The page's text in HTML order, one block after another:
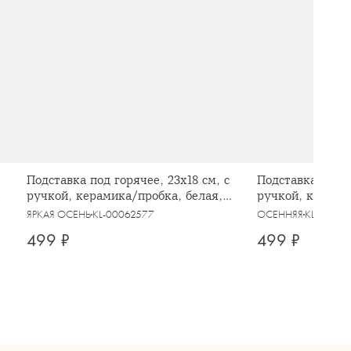
Подставка под горячее, 23x18 см, с
ручкой, керамика/пробка, белая,
Осенние цветы, Autumn motifs
ЯРКАЯ ОСЕНЬKL-00062577
499 ₽
Подставка под
ручкой,
в осеннем лесу,
ОСЕННЯЯ KL-
499 ₽